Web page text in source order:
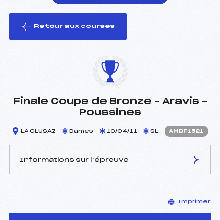
le ski
Retour aux courses
Finale Coupe de Bronze – Aravis –
Poussines
LA CLUSAZ Dames 10/04/11 SL AMBF1521
Informations sur l’épreuve
CHRETIEN LAURENT (MB)
Arbitre :
–
Imprimer